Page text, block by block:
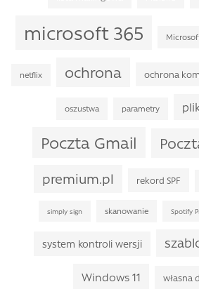
microsoft 365
netflix ochrona ochrona
oszustwa parametry
Poczta Gmail
premium.pl rekord SPF
simply sign skanowanie Spotify
system kontroli wersji
Windows 11 własna